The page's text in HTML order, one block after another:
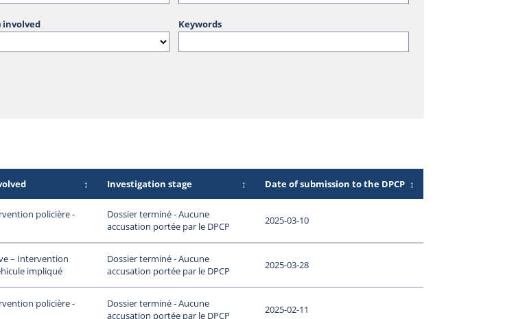
involved Keywords
↕ Investigation stage ↕ Date of submission to the DPCP ↕
policière -
Dossier terminé - Aucune
accusation portée par le DPCP
2025-03-10
– Intervention
impliqué
Dossier terminé - Aucune
accusation portée par le DPCP
2025-03-28
policière -
Dossier terminé - Aucune
accusation portée par le DPCP
2025-02-11